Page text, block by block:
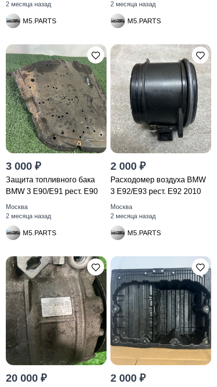
2 месяца назад
M5.PARTS
2 месяца назад
M5.PARTS
3 000 ₽
Защита топливного бака
BMW 3 E90/E91 рест. E90
Москва
2 месяца назад
M5.PARTS
2 000 ₽
Расходомер воздуха BMW
3 E92/E93 рест. E92 2010
Москва
2 месяца назад
M5.PARTS
20 000 ₽ 2 000 ₽